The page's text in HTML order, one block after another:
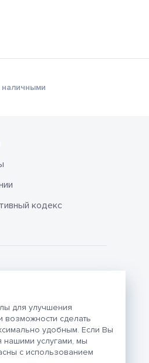
для улучшения
возможности сделать
удобным. Если Вы
нашими услугами, мы
с использованием
кодекс